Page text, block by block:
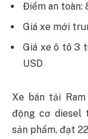
Điểm an toàn:
Giá xe mới
Giá xe ô tô 3
USD
Xe bán tải
động cơ diesel
sản phẩm, đạt